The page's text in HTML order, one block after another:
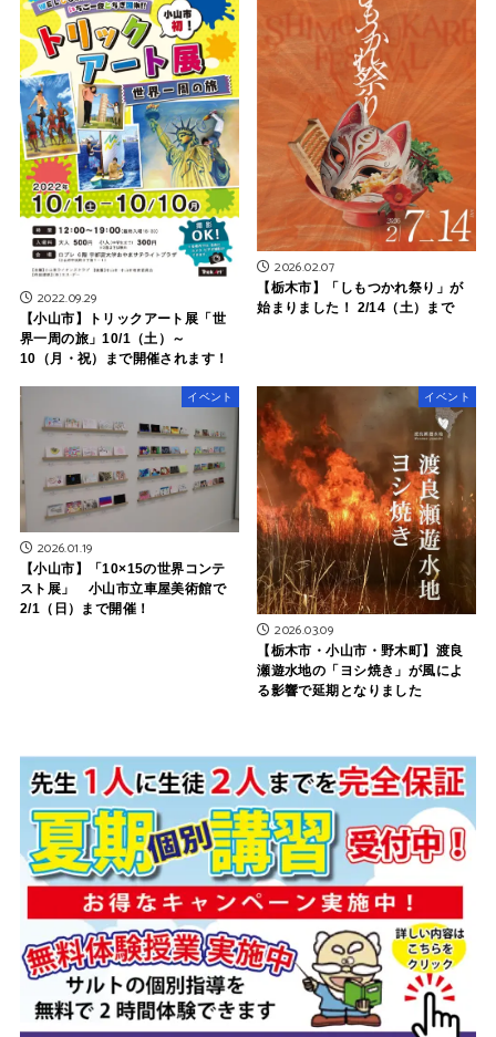
2022.09.29
【小山市】トリックアート展「世
界一周の旅」10/1（土）～
10（月・祝）まで開催されます！
2026.02.07
【栃木市】「しもつかれ祭り」が
始まりました！ 2/14（土）まで
イベント
2026.01.19
【小山市】「10×15の世界コンテ
スト展」 小山市立車屋美術館で
2/1（日）まで開催！
イベント
2026.03.09
【栃木市・小山市・野木町】渡良
瀬遊水地の「ヨシ焼き」が風によ
る影響で延期となりました